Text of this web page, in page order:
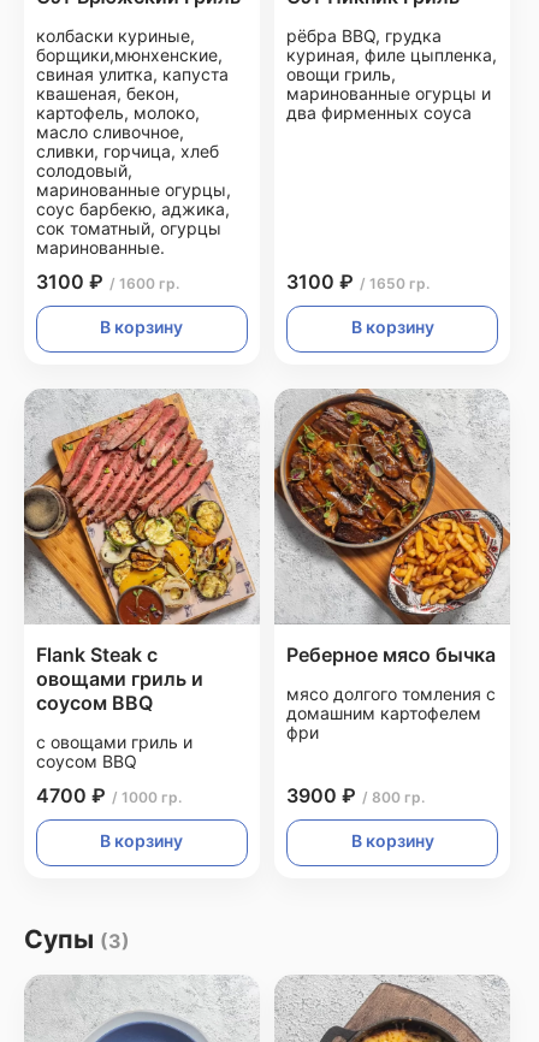
колбаски куриные,
борщики,мюнхенские,
свиная улитка, капуста
квашеная, бекон,
картофель, молоко,
масло сливочное,
сливки, горчица, хлеб
солодовый,
маринованные огурцы,
соус барбекю, аджика,
сок томатный, огурцы
маринованные.
3100 ₽ / 1600 гр.
В корзину
рёбра BBQ, грудка
куриная, филе цыпленка,
овощи гриль,
маринованные огурцы и
два фирменных соуса
3100 ₽ / 1650 гр.
В корзину
Flank Steak с
овощами гриль и
соусом BBQ
с овощами гриль и
соусом BBQ
4700 ₽ / 1000 гр.
В корзину
Реберное мясо бычка
мясо долгого томления с
домашним картофелем
фри
3900 ₽ / 800 гр.
В корзину
Супы (3)